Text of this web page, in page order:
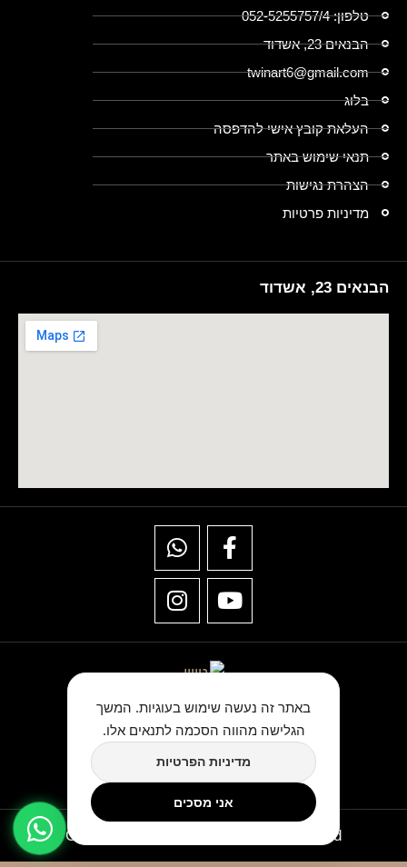
טלפון: 052-5255757/4
הבנאים 23, אשדוד
twinart6@gmail.com
בלוג
העלאת קובץ אישי להדפסה
תנאי שימוש באתר
הצהרת נגישות
מדיניות פרטיות
הבנאים 23, אשדוד
★★★★★
כתבו לנו ביקורת בגוגל
Copyright © TwinArt All Rights Reserved
באתר זה נעשה שימוש בעוגיות. המשך
הגלישה מהווה הסכמה לתנאים אלו.
מדיניות הפרטיות
אני מסכים